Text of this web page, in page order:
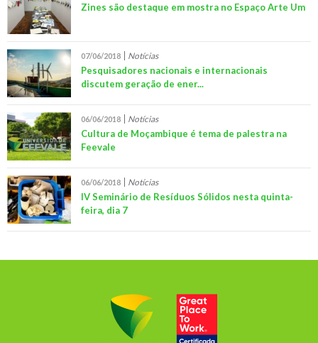
Zines são destaque em mostra no Espaço Arte Um
07/06/2018 Notícias
Pesquisadores nacionais e internacionais
discutem geração de ener...
06/06/2018 Notícias
Cultura de Moçambique é tema de palestra na
Feevale
06/06/2018 Notícias
IV Seminário de Resíduos Sólidos nesta quinta-
feira, dia 7